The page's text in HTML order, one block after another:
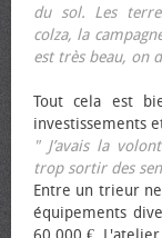
du sol. Les
colza, la
est très beau, on
Tout cela est
investissements
" J’avais la
trop sortir des
Entre un trieur
équipements